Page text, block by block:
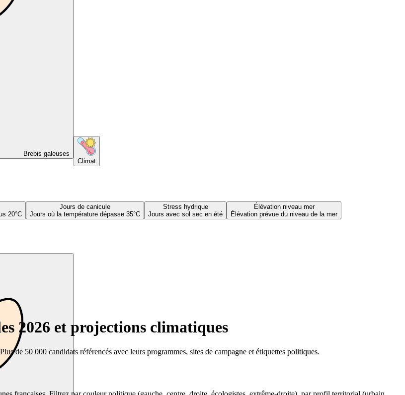
Brebis galeuses
Climat
20°C
Jours de canicule
Jours où la température dépasse 35°C
Stress hydrique
Jours avec sol sec en été
Élévation niveau mer
Élévation prévue du niveau de la mer
2026 et projections climatiques
de 50 000 candidats référencés avec leurs programmes, sites de campagne et étiquettes politiques.